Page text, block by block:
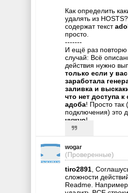
Как определить
удалять из
содержат текст
просто.
-------
И ещё раз повторю
случай: Всё
действия нужно
только если у
заработала
заливка и
что нет доступа
адоба! Просто так
подключения) это
нужно!
wogar
(Проверенные)
tiro2891 ,
сложности
Readme.